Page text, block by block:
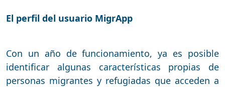
El perfil del usuario MigrApp
Con un año de funcionamiento, ya es posible
identificar algunas características propias de
personas migrantes y refugiadas que acceden a